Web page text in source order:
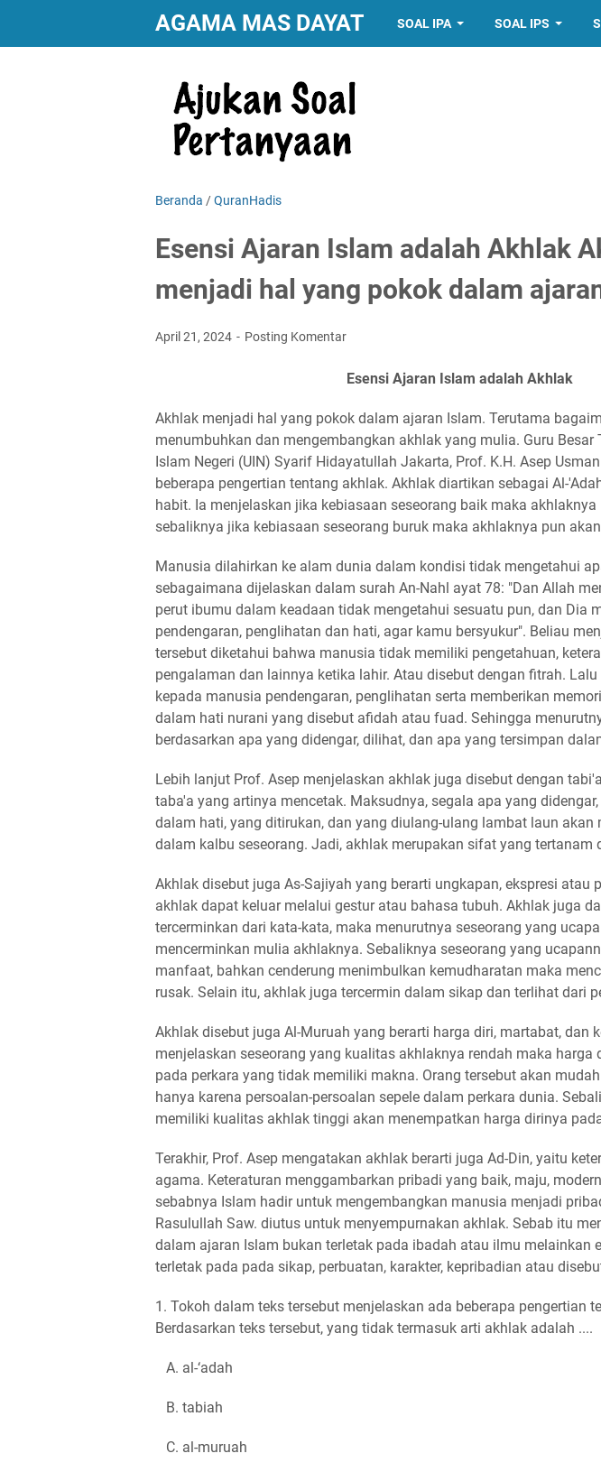
AGAMA MAS DAYAT SOAL IPA SOAL IPS
Beranda /QuranHadis
Esensi Ajaran Islam adalah Akhlak
menjadi hal yang pokok dalam
April 21, 2024 Posting Komentar
Esensi Ajaran Islam adalah Akhlak
Akhlak menjadi hal yang pokok dalam ajaran Islam. Terutama
menumbuhkan dan mengembangkan akhlak yang mulia. Guru Besar
Islam Negeri (UIN) Syarif Hidayatullah Jakarta, Prof. K.H. Asep
beberapa pengertian tentang akhlak. Akhlak diartikan sebagai Al-
habit. Ia menjelaskan jika kebiasaan seseorang baik maka akhlaknya
sebaliknya jika kebiasaan seseorang buruk maka akhlaknya pun
Manusia dilahirkan ke alam dunia dalam kondisi tidak mengetahui
sebagaimana dijelaskan dalam surah An-Nahl ayat 78: "Dan Allah
perut ibumu dalam keadaan tidak mengetahui sesuatu pun, dan Dia
pendengaran, penglihatan dan hati, agar kamu bersyukur". Beliau
tersebut diketahui bahwa manusia tidak memiliki pengetahuan,
pengalaman dan lainnya ketika lahir. Atau disebut dengan fitrah.
kepada manusia pendengaran, penglihatan serta memberikan
dalam hati nurani yang disebut afidah atau fuad. Sehingga
berdasarkan apa yang didengar, dilihat, dan apa yang tersimpan
Lebih lanjut Prof. Asep menjelaskan akhlak juga disebut dengan
taba'a yang artinya mencetak. Maksudnya, segala apa yang
dalam hati, yang ditirukan, dan yang diulang-ulang lambat laun akan
dalam kalbu seseorang. Jadi, akhlak merupakan sifat yang tertanam
Akhlak disebut juga As-Sajiyah yang berarti ungkapan, ekspresi atau
akhlak dapat keluar melalui gestur atau bahasa tubuh. Akhlak juga
tercerminkan dari kata-kata, maka menurutnya seseorang yang
mencerminkan mulia akhlaknya. Sebaliknya seseorang yang
manfaat, bahkan cenderung menimbulkan kemudharatan maka
rusak. Selain itu, akhlak juga tercermin dalam sikap dan terlihat dari
Akhlak disebut juga Al-Muruah yang berarti harga diri, martabat, dan
menjelaskan seseorang yang kualitas akhlaknya rendah maka harga
pada perkara yang tidak memiliki makna. Orang tersebut akan
hanya karena persoalan-persoalan sepele dalam perkara dunia.
memiliki kualitas akhlak tinggi akan menempatkan harga dirinya
Terakhir, Prof. Asep mengatakan akhlak berarti juga Ad-Din, yaitu
agama. Keteraturan menggambarkan pribadi yang baik, maju,
sebabnya Islam hadir untuk mengembangkan manusia menjadi
Rasulullah Saw. diutus untuk menyempurnakan akhlak. Sebab itu
dalam ajaran Islam bukan terletak pada ibadah atau ilmu melainkan
terletak pada pada sikap, perbuatan, karakter, kepribadian atau
1. Tokoh dalam teks tersebut menjelaskan ada beberapa pengertian
Berdasarkan teks tersebut, yang tidak termasuk arti akhlak adalah ....
A. al-‘adah
B. tabiah
C. al-muruah